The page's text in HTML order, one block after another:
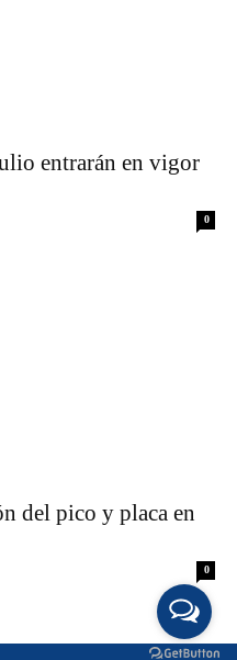
entrarán en vigor
0
del pico y placa en
0